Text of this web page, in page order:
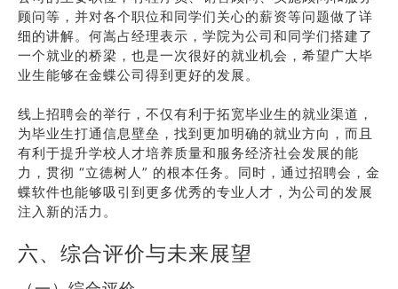
顾问等，并对各个职位和同学们关心的薪资等问题做了详
细的讲解。何嵩占经理表示，学院为公司和同学们搭建了
一个就业的桥梁，也是一次很好的就业机会，希望广大毕
业生能够在金蝶公司得到更好的发展。
线上招聘会的举行，不仅有利于拓宽毕业生的就业渠道，
为毕业生打通信息壁垒，找到更加明确的就业方向，而且
有利于提升学校人才培养质量和服务经济社会发展的能
力，贯彻 “立德树人” 的根本任务。同时，通过招聘会，金
蝶软件也能够吸引到更多优秀的专业人才，为公司的发展
注入新的活力。
六、综合评价与未来展望